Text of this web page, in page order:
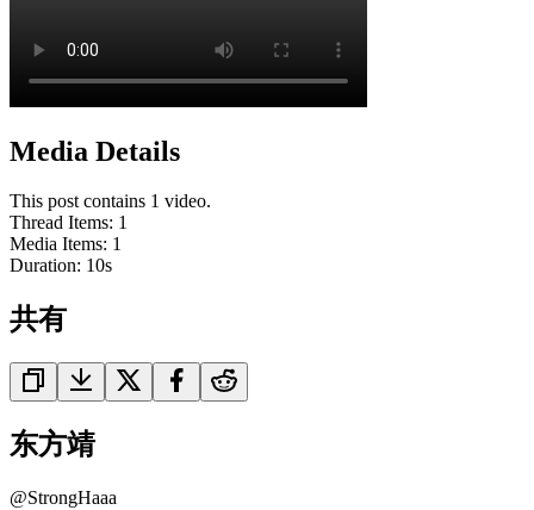
Media Details
This post contains 1 video.
Thread Items: 1
Media Items: 1
Duration: 10s
共有
东方靖
@StrongHaaa